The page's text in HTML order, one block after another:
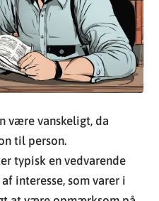
være vanskeligt, da
til person.
typisk en vedvarende
interesse, som varer i
eller et “tomt”